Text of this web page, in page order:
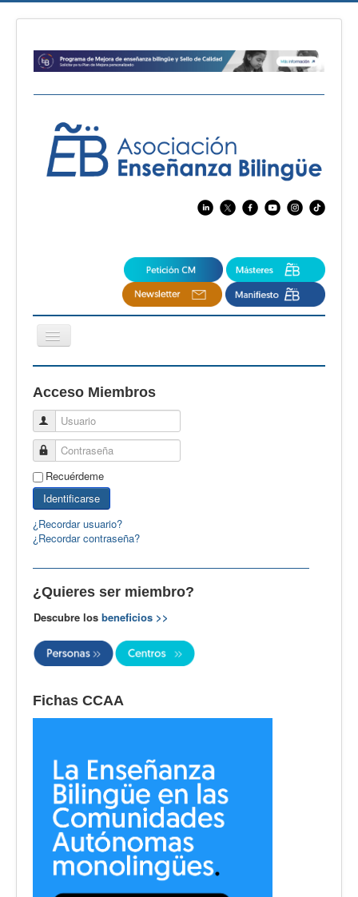
Cambiar
navegación
CertAcleB
Profesores Visitantes
Calidad
Artículos
Recursos
Observatorio EB
CIEB
Contacto
Acceso Miembros
Usuario
Contraseña
Recuérdeme
Identificarse
¿Recordar usuario?
¿Recordar contraseña?
¿Quieres ser miembro?
Descubre los beneficios >>
Fichas CCAA